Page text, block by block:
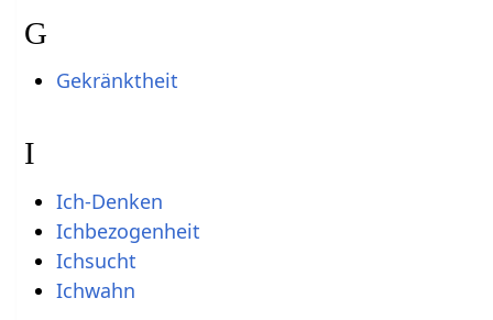
G
Gekränktheit
I
Ich-Denken
Ichbezogenheit
Ichsucht
Ichwahn